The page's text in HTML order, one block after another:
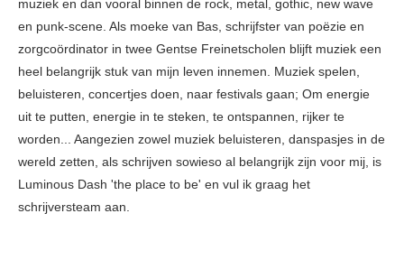
muziek en dan vooral binnen de rock, metal, gothic, new wave
en punk-scene. Als moeke van Bas, schrijfster van poëzie en
zorgcoördinator in twee Gentse Freinetscholen blijft muziek een
heel belangrijk stuk van mijn leven innemen. Muziek spelen,
beluisteren, concertjes doen, naar festivals gaan; Om energie
uit te putten, energie in te steken, te ontspannen, rijker te
worden... Aangezien zowel muziek beluisteren, danspasjes in de
wereld zetten, als schrijven sowieso al belangrijk zijn voor mij, is
Luminous Dash 'the place to be' en vul ik graag het
schrijversteam aan.